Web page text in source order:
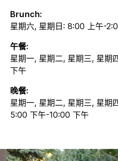
Brunch:
星期六, 星期日: 8:00 上午-
午餐:
星期一, 星期二, 星期三, 星期
下午
晚餐:
星期一, 星期二, 星期三, 星期
5:00 下午-10:00 下午